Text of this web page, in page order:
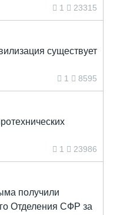
1 23315
существует
1 8595
1 23986
получили
Отделения СФР за